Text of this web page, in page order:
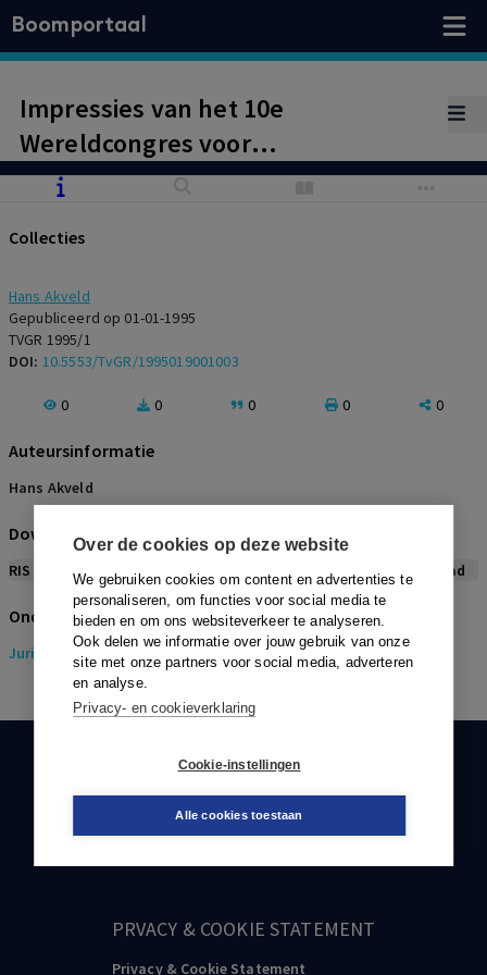
Over de cookies op deze website
We gebruiken cookies om content en advertenties te
personaliseren, om functies voor social media te
bieden en om ons websiteverkeer te analyseren.
Ook delen we informatie over jouw gebruik van onze
site met onze partners voor social media, adverteren
en analyse.
Privacy- en cookieverklaring
Cookie-instellingen
Alle cookies toestaan
Boomportaal
Impressies van het 10e
Wereldcongres voor
Gezondheidsrecht
Collecties
Hans Akveld
Gepubliceerd op 01-01-1995
TVGR 1995/1
DOI: 10.5553/TvGR/1995019001003
0 0 0 0 0
Auteursinformatie
Hans Akveld
Download citeerwijze bij dit artikel
RIS BibTex APA Vancouver Leidraad
Onderwerpen
Juridisch > Gezondheidsrecht
KLANTENSERVICE
088-0301000
PRVACY & COOKIE STATEMENT
Privacy & Cookie Statement